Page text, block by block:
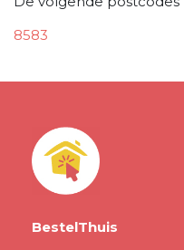
8583
BestelThuis